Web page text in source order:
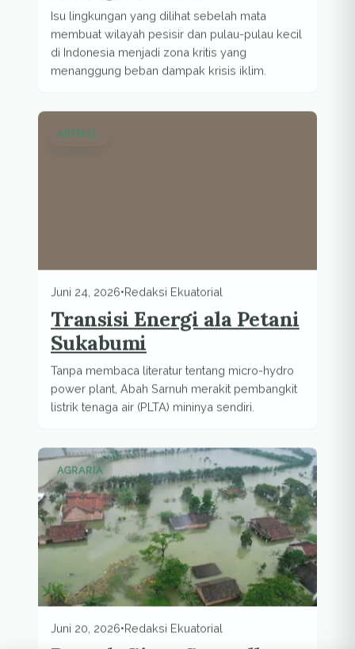
Isu lingkungan yang dilihat sebelah mata
membuat wilayah pesisir dan pulau-pulau kecil
di Indonesia menjadi zona kritis yang
menanggung beban dampak krisis iklim.
ARTIKEL
Juni 24, 2026•Redaksi Ekuatorial
Transisi Energi ala Petani
Sukabumi
Tanpa membaca literatur tentang micro-hydro
power plant, Abah Sarnuh merakit pembangkit
listrik tenaga air (PLTA) mininya sendiri.
AGRARIA
Juni 20, 2026•Redaksi Ekuatorial